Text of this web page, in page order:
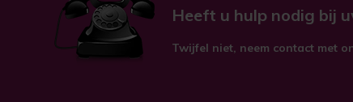
Heeft u hulp nodig bij
Twijfel niet, neem contact met